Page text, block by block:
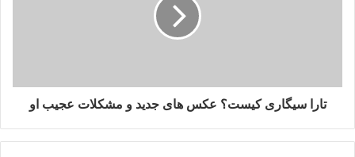
تارا سیگاری کیست؟ عکس های جدید و مشکلات عجیب او